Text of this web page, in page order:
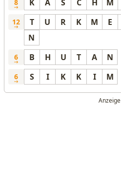
8 K A S C H M
12 T U R K M E
N
6 B H U T A N
6 S I K K I M